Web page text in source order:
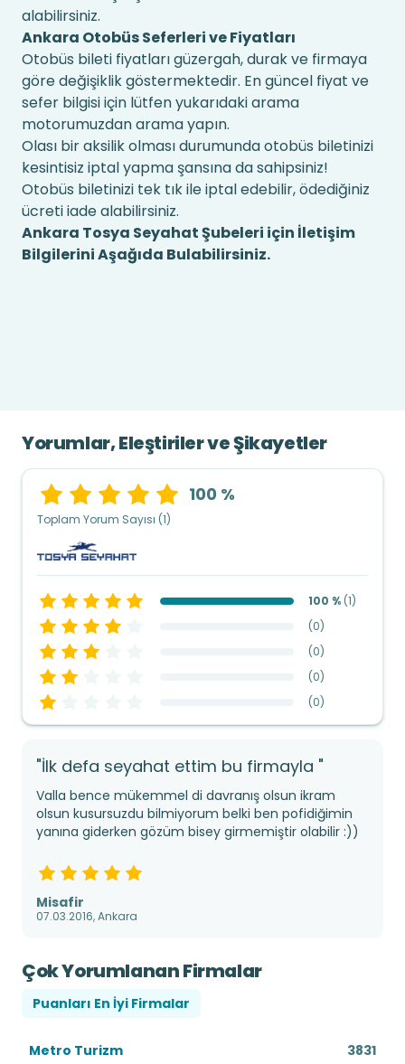
alabilirsiniz.
Ankara Otobüs Seferleri ve Fiyatları
Otobüs bileti fiyatları güzergah, durak ve firmaya
göre değişiklik göstermektedir. En güncel fiyat ve
sefer bilgisi için lütfen yukarıdaki arama
motorumuzdan arama yapın.
Olası bir aksilik olması durumunda otobüs biletinizi
kesintisiz iptal yapma şansına da sahipsiniz!
Otobüs biletinizi tek tık ile iptal edebilir, ödediğiniz
ücreti iade alabilirsiniz.
Ankara Tosya Seyahat Şubeleri için İletişim
Bilgilerini Aşağıda Bulabilirsiniz.
Yorumlar, Eleştiriler ve Şikayetler
100 %
Toplam Yorum Sayısı (1)
100 % (1)
(0)
(0)
(0)
(0)
Misafir
07.03.2016, Ankara
"İlk defa seyahat ettim bu firmayla "
Valla bence mükemmel di davranış olsun ikram
olsun kusursuzdu bilmiyorum belki ben pofidiğimin
yanına giderken gözüm bisey girmemiştir olabilir :))
Çok Yorumlanan Firmalar
Puanları En İyi Firmalar
Metro Turizm
3831